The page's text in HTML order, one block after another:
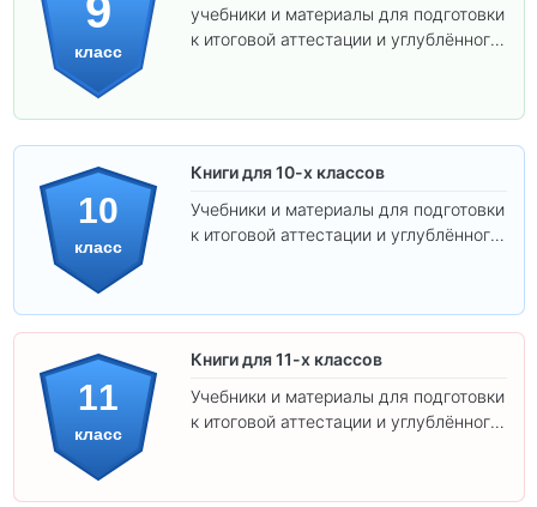
9
класс
учебники и материалы для подготовки
к итоговой аттестации и углублённого
10
класс
Книги для 10-х классов
Учебники и материалы для подготовки
к итоговой аттестации и углублённого
11
класс
Книги для 11-х классов
Учебники и материалы для подготовки
к итоговой аттестации и углублённого